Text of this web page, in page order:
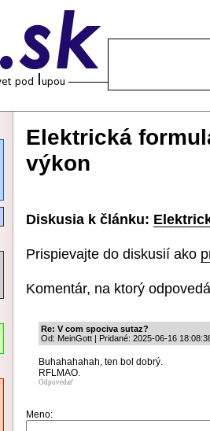
Elektrická
výkon
Diskusia k článku:
Prispievajte do diskusií ako
Komentár, na ktorý
Re: V com spociva sutaz?
Od: MeinGott | Pridané: 2025-06-16
Buhahahahah, ten bol dobrý.
RFLMAO.
Odpovedať
Meno: